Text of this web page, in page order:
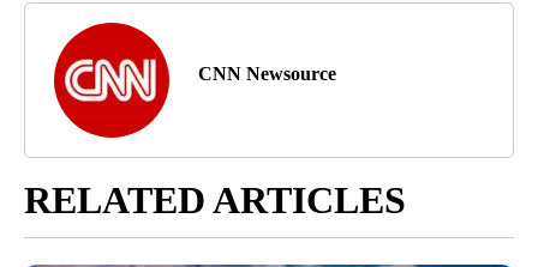
CNN Newsource
RELATED ARTICLES